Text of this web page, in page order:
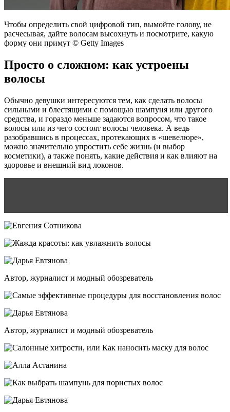
Чтобы определить свой цифровой тип, вымойте голову, не
расчесывая, дайте волосам высохнуть и посмотрите, какую
форму они примут © Getty Images
Просто о сложном: как устроены
волосы
Обычно девушки интересуются тем, как сделать волосы
сильными и блестящими с помощью шампуня или другого
средства, и гораздо меньше задаются вопросом, что такое
волосы или из чего состоят волосы человека. А ведь
разобравшись в процессах, протекающих в «шевелюре»,
можно значительно упростить себе жизнь (и выбор
косметики), а также понять, какие действия и как влияют на
здоровье и внешний вид локонов.
Автор, журналист и модный обозреватель
Автор, журналист и модный обозреватель